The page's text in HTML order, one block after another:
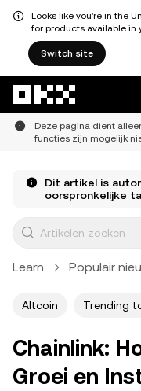
Looks like you're in the
for products available in
Switch site
Deze pagina dient
functies zijn mogelijk
Dit artikel is
oorspronkelijke
Learn Populair
Altcoin Trending
Chainlink:
Groei en